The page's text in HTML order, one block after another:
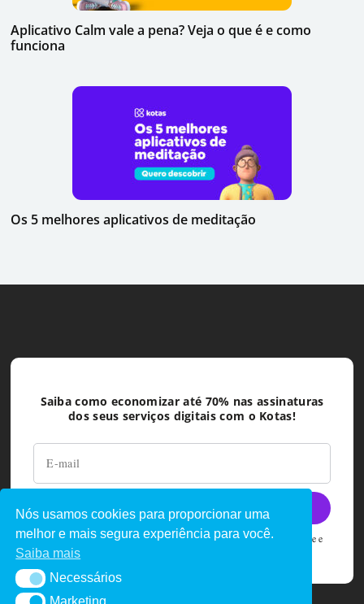
Aplicativo Calm vale a pena? Veja o que é e como
funciona
Os 5 melhores aplicativos de meditação
Saiba como economizar até 70% nas assinaturas
dos seus serviços digitais com o Kotas!
Ao deixar seu e-mail você concorda com as políticas de privacidade e
Nós usamos cookies para proporcionar uma
melhor e mais segura experiência para você.
Saiba mais
NecessáriosNecessários
Marketing